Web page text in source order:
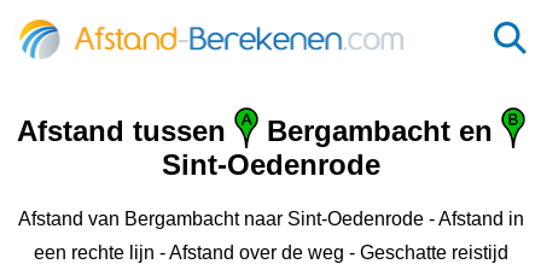
Afstand tussen
Bergambacht en
Sint-Oedenrode
Afstand van Bergambacht naar Sint-Oedenrode - Afstand in
een rechte lijn - Afstand over de weg - Geschatte reistijd